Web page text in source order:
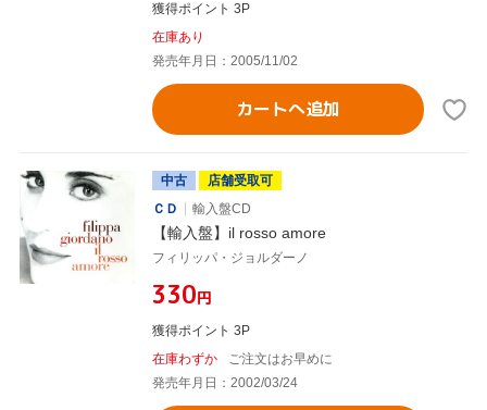
獲得ポイント 3P
在庫あり
発売年月日：2005/11/02
カートへ追加
中古
店舗受取可
ＣＤ
輸入盤CD
【輸入盤】il rosso amore
フィリッパ・ジョルダーノ
¥330円
獲得ポイント 3P
在庫わずか
ご注文はお早めに
発売年月日：2002/03/24